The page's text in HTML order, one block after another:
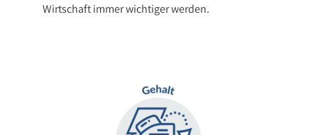
Wirtschaft immer wichtiger werden.